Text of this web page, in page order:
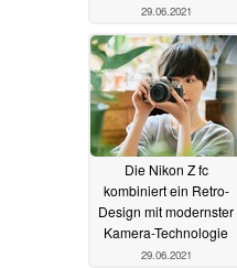
29.06.2021
Die Nikon Z fc
kombiniert ein Retro-
Design mit modernster
Kamera-Technologie
29.06.2021